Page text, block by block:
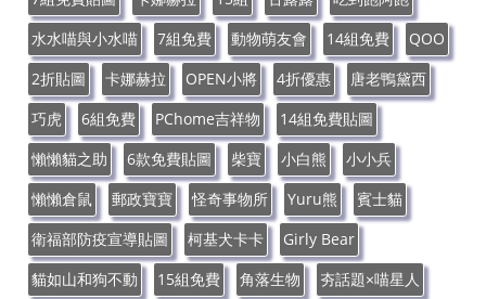
水水喵與小水喵
7組免費 動物萌友會 14組免費
QOO
2折貼圖
卡娜赫拉 OPEN小將 4折優惠
唐老鴨黛西
巧虎
6組免費 PChome吉祥物
14組免費貼圖
懶懶貓之助
6款免費貼圖 柴寶 小白熊
小小兵
懶懶倉鼠
郵政寶寶 怪奇事物所 Yuru熊
賓士貓
衛福部防疫宣導貼圖
柯基犬卡卡
Girly Bear
貓如山和狗不動
15組免費 角落生物
夯話題×喵星人